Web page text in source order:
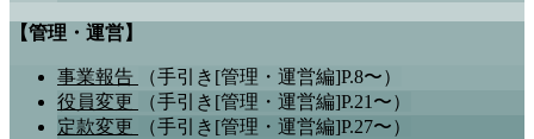
【管理・運営】
事業報告
（手引き[管理・運営編]P.8〜）
役員変更
（手引き[管理・運営編]P.21〜）
定款変更
（手引き[管理・運営編]P.27〜）